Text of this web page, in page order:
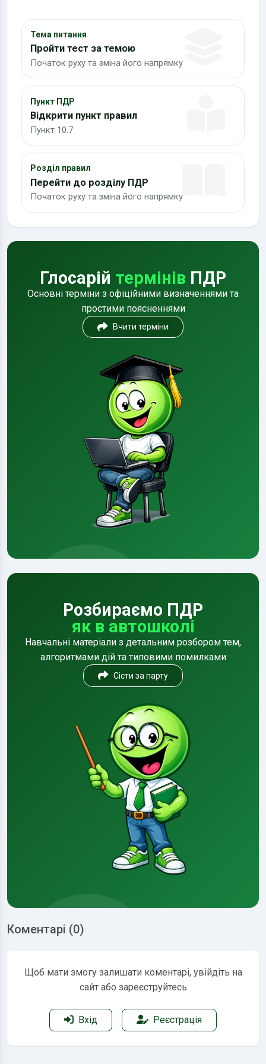
Тема питання
Пройти тест за темою
Початок руху та зміна його напрямку
Пункт ПДР
Відкрити пункт правил
Пункт 10.7
Розділ правил
Перейти до розділу ПДР
Початок руху та зміна його напрямку
Глосарій термінів ПДР
Основні терміни з офіційними визначеннями та
простими поясненнями
Вчити терміни
Розбираємо ПДР
як в автошколі
Навчальні матеріали з детальним розбором тем,
алгоритмами дій та типовими помилками
Сісти за парту
Коментарі (0)
Щоб мати змогу залишати коментарі, увійдіть на
сайт або зареєструйтесь
Вхід Реєстрація